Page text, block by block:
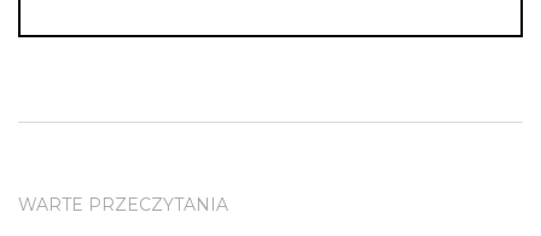
WARTE PRZECZYTANIA